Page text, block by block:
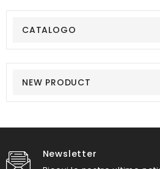
CATALOGO
NEW PRODUCT
Newsletter